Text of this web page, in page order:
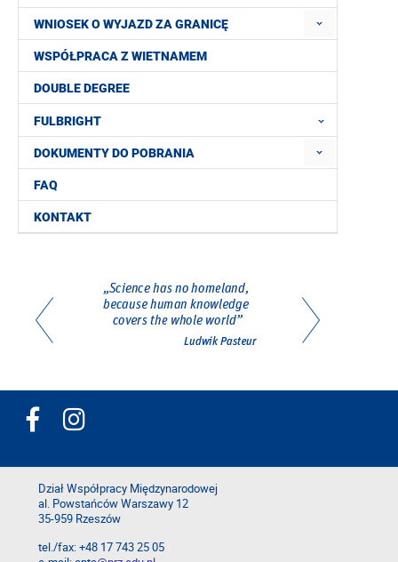
WNIOSEK O WYJAZD ZA GRANICĘ
WSPÓŁPRACA Z WIETNAMEM
DOUBLE DEGREE
FULBRIGHT
DOKUMENTY DO POBRANIA
FAQ
KONTAKT
Dział Współpracy Międzynarodowej
al. Powstańców Warszawy 12
35-959 Rzeszów
tel./fax: +48 17 743 25 05